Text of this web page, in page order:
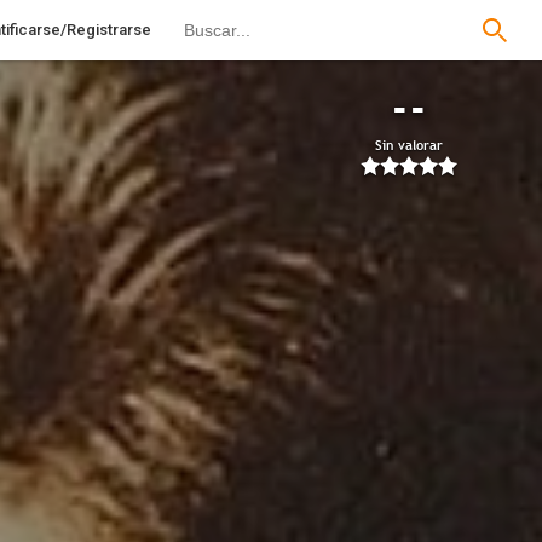
Registrarse
--
Sin valorar